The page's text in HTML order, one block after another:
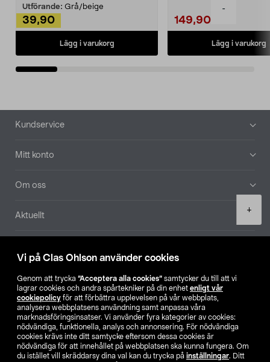
Vi på Clas Ohlson använder cookies
Genom att trycka ”Acceptera alla cookies” samtycker du till att vi
lagrar cookies och andra spårtekniker på din enhet enligt vår
cookiepolicy för att förbättra upplevelsen på vår webbplats,
analysera webbplatsens användning samt anpassa våra
marknadsföringsinsatser. Vi använder fyra kategorier av cookies:
nödvändiga, funktionella, analys och annonsering. För nödvändiga
cookies krävs inte ditt samtycke eftersom dessa cookies är
nödvändiga för att innehållet på webbplatsen ska kunna fungera. Om
du istället vill skräddarsy dina val kan du trycka på inställningar. Ditt
-
+
Utförande: Grå/beige
39,90
Lägg i varukorg
149,90
Lägg i varukorg
Sidfot
Kundservice
Mitt konto
Om oss
Aktuellt
Hitta butik
SE NO FI